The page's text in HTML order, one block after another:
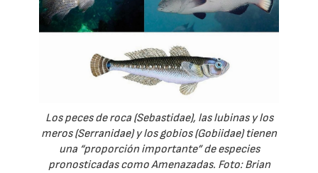
Los peces de roca (Sebastidae), las lubinas y los
meros (Serranidae) y los gobios (Gobiidae) tienen
una “proporción importante” de especies
pronosticadas como Amenazadas. Foto: Brian